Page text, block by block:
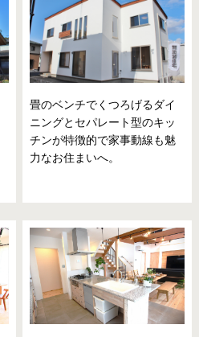
畳のベンチでくつろげるダイ
ニングとセパレート型のキッ
チンが特徴的で家事動線も魅
力なお住まいへ。